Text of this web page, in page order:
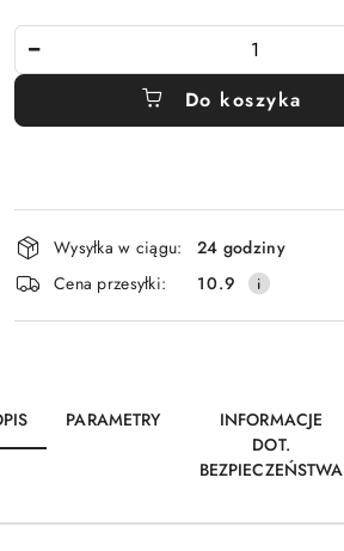
Do koszyka
Wyślij
Dostępność
i
dostawa
Wysyłka w ciągu:
24 godziny
Cena przesyłki:
10.9
PARAMETRY
INFORMACJE
DOT.
BEZPIECZEŃSTWA